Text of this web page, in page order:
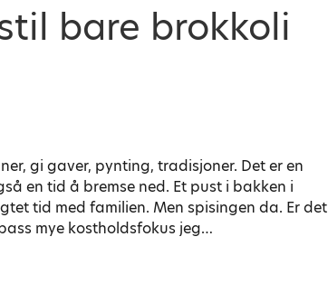
bare brokkoli
gi gaver, pynting, tradisjoner. Det er en
en tid å bremse ned. Et pust i bakken i
tid med familien. Men spisingen da. Er det
mye kostholdsfokus jeg…